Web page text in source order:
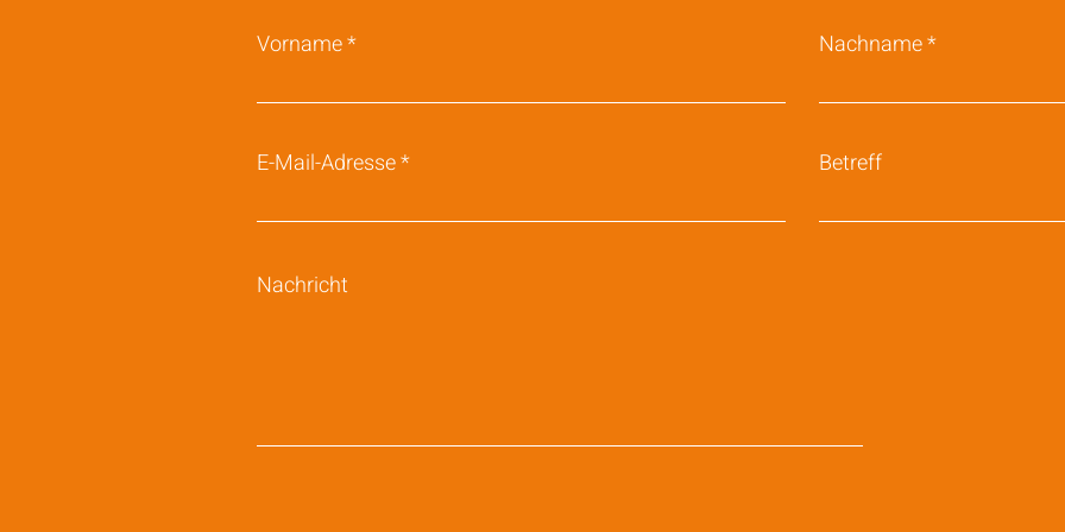
Vorname Nachname
E-Mail-Adresse Betreff
Nachricht